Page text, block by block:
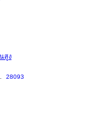
สูง
28093